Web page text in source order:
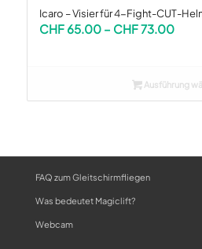
Icaro – Visier für 4-Fight-CUT-
CHF65.00 – CHF73.00
CHF
Ausführung
FAQ zum Gleitschirmfliegen
Was bedeutet Magiclift?
Webcam